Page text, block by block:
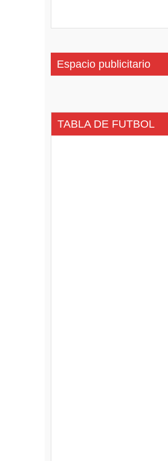
Espacio publicitario
TABLA DE FUTBOL